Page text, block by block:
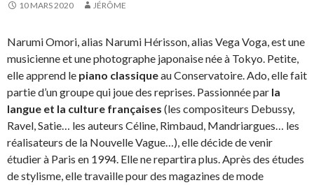
10 MARS 2020 JÉRÔME
Narumi Omori, alias Narumi Hérisson, alias Vega Voga, est une
musicienne et une photographe japonaise née à Tokyo. Petite,
elle apprend le piano classiqueau Conservatoire. Ado, elle fait
partie d’un groupe qui joue des reprises. Passionnée par la
langue et la culture françaises (les compositeurs Debussy,
Ravel, Satie… les auteurs Céline, Rimbaud, Mandriargues… les
réalisateurs de la Nouvelle Vague…), elle décide de venir
étudier à Paris en 1994. Elle ne repartira plus. Après des études
de stylisme, elle travaille pour des magazines de mode